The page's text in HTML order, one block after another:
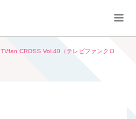
TVfan CROSS Vol.40（テレビファンクロ